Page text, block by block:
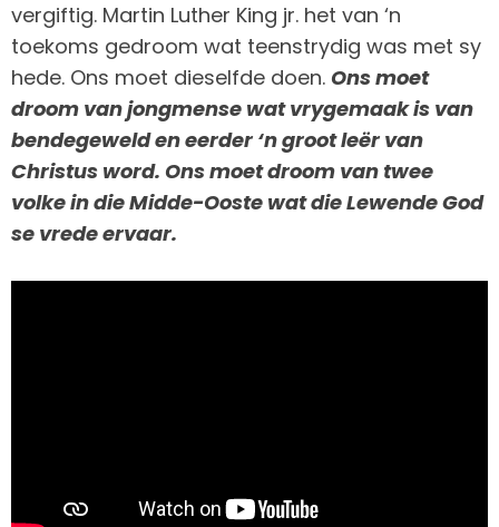
vergiftig. Martin Luther King jr. het van ‘n
toekoms gedroom wat teenstrydig was met sy
hede. Ons moet dieselfde doen. Ons moet
droom van jongmense wat vrygemaak is van
bendegeweld en eerder ‘n groot leër van
Christus word. Ons moet droom van twee
volke in die Midde-Ooste wat die Lewende God
se vrede ervaar.